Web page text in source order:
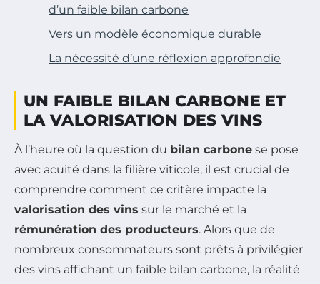
d’un faible bilan carbone
Vers un modèle économique durable
La nécessité d’une réflexion approfondie
UN FAIBLE BILAN CARBONE ET
LA VALORISATION DES VINS
À l’heure où la question du bilan carbone se pose
avec acuité dans la filière viticole, il est crucial de
comprendre comment ce critère impacte la
valorisation des vins sur le marché et la
rémunération des producteurs. Alors que de
nombreux consommateurs sont prêts à privilégier
des vins affichant un faible bilan carbone, la réalité